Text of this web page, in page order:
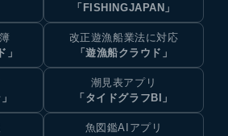
「FISHINGJAPAN」
」
改正遊漁船業法に対応
「遊漁船クラウド」
潮見表アプリ
「タイドグラフBI」
魚図鑑AIアプリ